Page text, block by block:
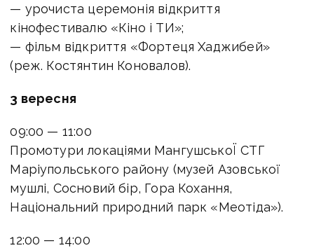
— урочиста церемонія відкриття
кінофестивалю «Кіно і ТИ»;
— фільм відкриття «Фортеця Хаджибей»
(реж. Костянтин Коновалов).
3 вересня
09:00 — 11:00
Промотури локаціями МангушськоЇ СТГ
Маріупольського району (музей Азовської
мушлі, Сосновий бір, Гора Кохання,
Національний природний парк «Меотіда»).
12:00 — 14:00